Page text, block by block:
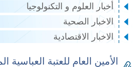
أخبار العلوم و التكنولوجيا
الاخبار الصحية
الاخبار الاقتصادية
الأمين العام للعتبة العباسية